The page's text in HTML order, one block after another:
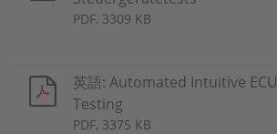
PDF, 3309 KB
英語: Automated Intuitive ECU
Testing
PDF, 3375 KB